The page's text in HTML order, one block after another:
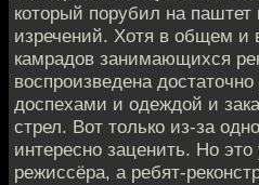
который порубил на паштет
изречений. Хотя в общем и
камрадов занимающихся
воспроизведена
доспехами и одеждой и
стрел. Вот только из-за
интересно заценить. Но
режиссёра, а ребят-